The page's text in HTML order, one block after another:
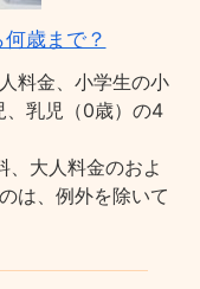
歳まで？
料金、小学生の小
、乳児（0歳）の4
、大人料金のおよ
は、例外を除いて